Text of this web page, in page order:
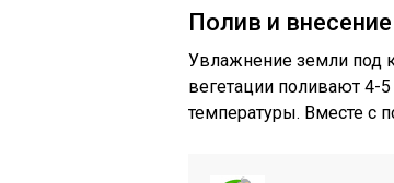
Полив и
Увлажнение земли под
вегетации поливают 4-
температуры. Вместе с